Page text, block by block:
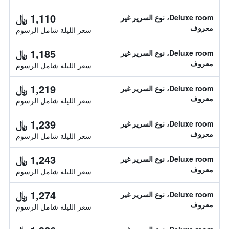
Deluxe room، نوع السرير غير
معروف
1,110 ﷼
سعر الليلة شامل الرسوم
Deluxe room، نوع السرير غير
معروف
1,185 ﷼
سعر الليلة شامل الرسوم
Deluxe room، نوع السرير غير
معروف
1,219 ﷼
سعر الليلة شامل الرسوم
Deluxe room، نوع السرير غير
معروف
1,239 ﷼
سعر الليلة شامل الرسوم
Deluxe room، نوع السرير غير
معروف
1,243 ﷼
سعر الليلة شامل الرسوم
Deluxe room، نوع السرير غير
معروف
1,274 ﷼
سعر الليلة شامل الرسوم